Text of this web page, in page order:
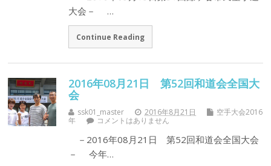
大会－ …
Continue Reading
2016年08月21日 第52回和道会全国大
会
ssk01_master 2016年8月21日
空手大会2016
年
コメントはありません
－2016年08月21日 第52回和道会全国大会
－ 今年…